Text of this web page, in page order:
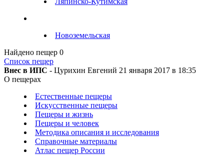
Новоземельская
Найдено пещер 0
Список пещер
Внес в ИПС - Цурихин Евгений 21 января 2017 в 18:35
О пещерах
Естественные пещеры
Искусственные пещеры
Пещеры и жизнь
Пещеры и человек
Методика описания и исследования
Справочные материалы
Атлас пещер России